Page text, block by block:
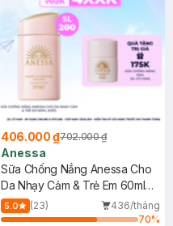
406.000 ₫702.000 ₫
Anessa
Sữa Chống Nắng Anessa Cho
Da Nhạy Cảm & Trẻ Em 60ml
(Mới)
5.0 (23)
436/tháng
70%